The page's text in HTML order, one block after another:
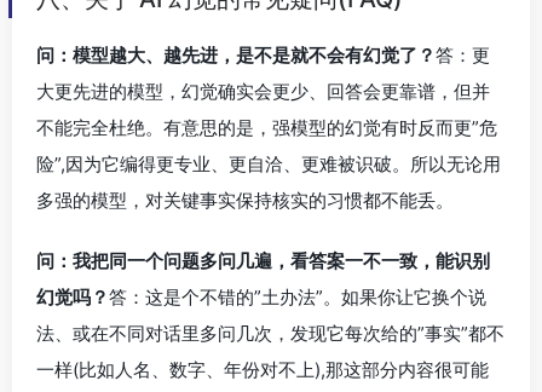
问：模型越大、越先进，是不是就不会有幻觉了？答：更
大更先进的模型，幻觉确实会更少、回答会更靠谱，但并
不能完全杜绝。有意思的是，强模型的幻觉有时反而更”危
险”,因为它编得更专业、更自洽、更难被识破。所以无论用
多强的模型，对关键事实保持核实的习惯都不能丢。
问：我把同一个问题多问几遍，看答案一不一致，能识别
幻觉吗？答：这是个不错的”土办法”。如果你让它换个说
法、或在不同对话里多问几次，发现它每次给的”事实”都不
一样(比如人名、数字、年份对不上),那这部分内容很可能